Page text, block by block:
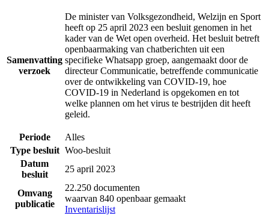
Samenvatting
verzoek
De minister van Volksgezondheid, Welzijn en Sport
heeft op 25 april 2023 een besluit genomen in het
kader van de Wet open overheid. Het besluit betreft
openbaarmaking van chatberichten uit een
specifieke Whatsapp groep, aangemaakt door de
directeur Communicatie, betreffende communicatie
over de ontwikkeling van COVID-19, hoe
COVID-19 in Nederland is opgekomen en tot
welke plannen om het virus te bestrijden dit heeft
geleid.
Periode
Alles
Type besluit Woo-besluit
Datum
besluit
25 april 2023
Omvang
publicatie
22.250 documenten
waarvan 840 openbaar gemaakt
Inventarislijst